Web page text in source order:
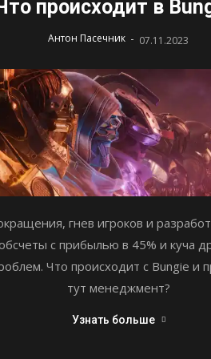
происходит в
Антон Пасечник - 07.11.2023
гнев игроков и
с прибылью в 45% и куча
Что происходит с Bungie и
тут менеджмент?
Узнать больше